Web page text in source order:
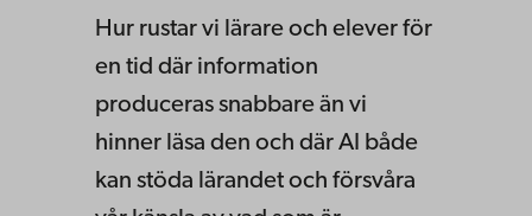
Hur rustar vi lärare och elever för
en tid där information
produceras snabbare än vi
hinner läsa den och där AI både
kan stöda lärandet och försvåra